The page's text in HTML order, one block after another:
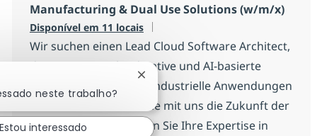
Manufacturing & Dual Use Solutions (w/m/x)
Disponível em 11 locais
Wir suchen einen Lead Cloud Software Architect,
der innovative Cloud-native und AI-basierte
Softwarelösungen für industrielle Anwendungen
entwickelt. Gestalten Sie mit uns die Zukunft der
Produktion und bringen Sie Ihre Expertise in
neste trabalho?
Fechar notificação de chatbot
interessado